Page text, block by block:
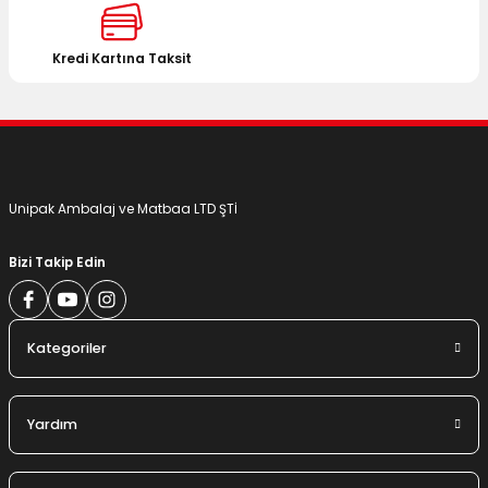
Ürün fiyatı diğer sitelerden daha pahalı.
Bu ürüne benzer farklı alternatifler olmalı.
Kredi Kartına Taksit
Unipak Ambalaj ve Matbaa LTD ŞTİ
Bizi Takip Edin
Kategoriler
Yardım